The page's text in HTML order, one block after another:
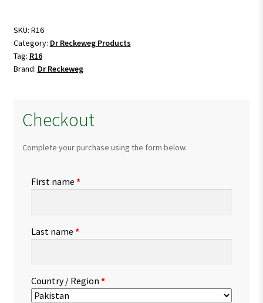
And
Neuralgia
Drops
quantity
SKU: R16
Category: Dr Reckeweg Products
Tag: R16
Brand: Dr Reckeweg
Checkout
Complete your purchase using the form below.
First name *
Last name *
Country / Region *